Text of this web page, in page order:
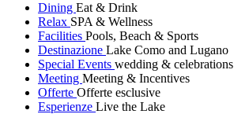
Dining Eat & Drink
Relax SPA & Wellness
Facilities Pools, Beach & Sports
Destinazione Lake Como and Lugano
Special Events wedding & celebrations
Meeting Meeting & Incentives
Offerte Offerte esclusive
Esperienze Live the Lake